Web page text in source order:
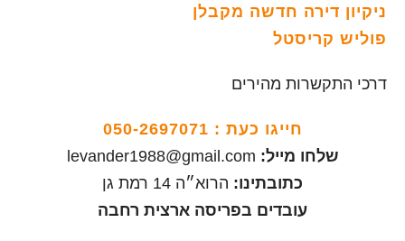
ניקיון דירה חדשה מקבלן
פוליש קריסטל
דרכי התקשרות מהירים
חייגו כעת : 050-2697071
שלחו מייל: levander1988@gmail.com
כתובתינו: הרוא״ה 14 רמת גן
עובדים בפריסה ארצית רחבה